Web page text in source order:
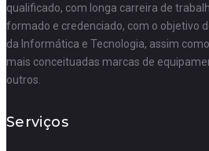
qualificado, com longa carreira de
formado e credenciado, com o objetivo
da Informática e Tecnologia, assim
mais conceituadas marcas de
outros.
Serviços